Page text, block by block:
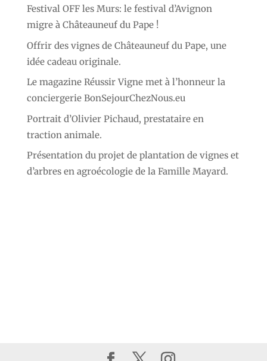
Festival OFF les Murs: le festival d’Avignon
migre à Châteauneuf du Pape !
Offrir des vignes de Châteauneuf du Pape, une
idée cadeau originale.
Le magazine Réussir Vigne met à l’honneur la
conciergerie BonSejourChezNous.eu
Portrait d’Olivier Pichaud, prestataire en
traction animale.
Présentation du projet de plantation de vignes et
d’arbres en agroécologie de la Famille Mayard.